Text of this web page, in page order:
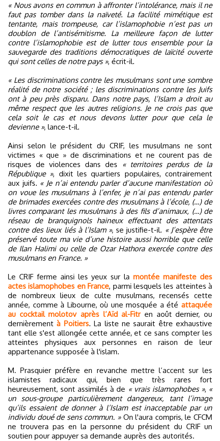
« Nous avons en commun à affronter l’intolérance, mais il ne
faut pas tomber dans la naïveté. La facilité mimétique est
tentante, mais trompeuse, car l’islamophobie n’est pas un
doublon de l’antisémitisme. La meilleure façon de lutter
contre l’islamophobie est de lutter tous ensemble pour la
sauvegarde des traditions démocratiques de laïcité ouverte
qui sont celles de notre pays », écrit-il.
« Les discriminations contre les musulmans sont une sombre
réalité de notre société ; les discriminations contre les Juifs
ont à peu près disparu. Dans notre pays, l’Islam a droit au
même respect que les autres religions. Je ne crois pas que
cela soit le cas et nous devons lutter pour que cela le
devienne », lance-t-il.
Ainsi selon le président du CRIF, les musulmans ne sont
victimes « que » de discriminations et ne courent pas de
risques de violences dans des
« territoires perdus de la
République », dixit les quartiers populaires, contrairement
aux juifs. « Je n’ai entendu parler d’aucune manifestation où
on voue les musulmans à l’enfer, je n’ai pas entendu parler
de brimades exercées contre des musulmans à l’école, (…) de
livres comparant les musulmans à des fils d’animaux, (…) de
réseau de branquignols haineux effectuant des attentats
contre des lieux liés à l’Islam », se justifie-t-il. « J’espère être
préservé toute ma vie d’une histoire aussi horrible que celle
de Ilan Halimi ou celle de Ozar Hathora exercée contre des
musulmans en France. »
Le CRIF ferme ainsi les yeux sur la montée manifeste des
actes islamophobes en France, parmi lesquels les atteintes à
de nombreux lieux de culte musulmans, recensés cette
année, comme à Libourne, où une mosquée a été attaquée
au cocktail molotov après l’Aïd al-Fitren août dernier, ou
dernièrementà Poitiers. La liste ne saurait être exhaustive
tant elle s'est allongée cette année, et ce sans compter les
atteintes physiques aux personnes en raison de leur
appartenance supposée à l'islam.
M. Prasquier préfère en revanche mettre l’accent sur les
islamistes radicaux qui, bien que très rares fort
heureusement, sont assimilés à de « vrais islamophobes », «
un sous-groupe particulièrement dangereux, tant l’image
qu’ils essaient de donner à l’Islam est inacceptable par un
individu doué de sens commun. »On l'aura compris, le CFCM
ne trouvera pas en la personne du président du CRIF un
soutien pour appuyer sa demande auprès des autorités.